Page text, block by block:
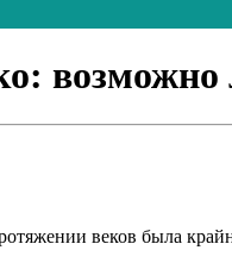
возможно
веков была